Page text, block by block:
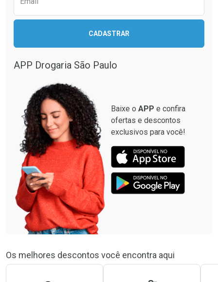
CADASTRAR
APP Drogaria São Paulo
Baixe o APP e confira
ofertas e descontos
exclusivos para você!
Os melhores descontos você encontra aqui